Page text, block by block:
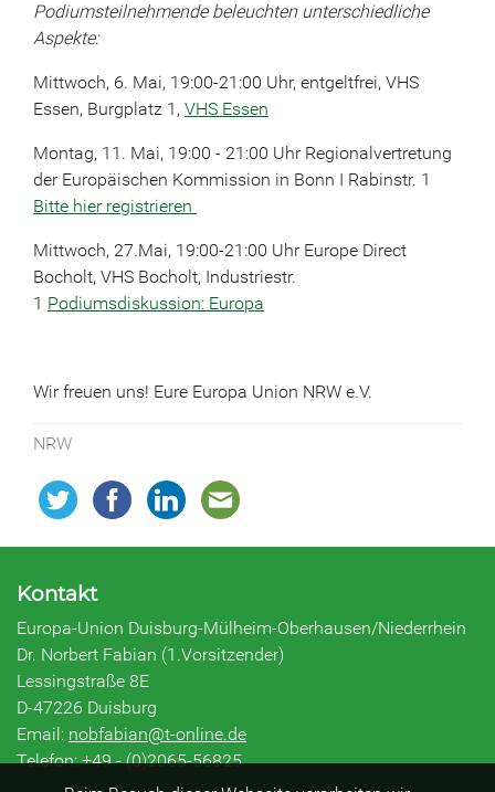
Podiumsteilnehmende beleuchten unterschiedliche
Aspekte:
Mittwoch, 6. Mai, 19:00-21:00 Uhr, entgeltfrei, VHS
Essen, Burgplatz 1, VHS Essen
Montag, 11. Mai, 19:00 - 21:00 Uhr Regionalvertretung
der Europäischen Kommission in Bonn I Rabinstr. 1
Bitte hier registrieren
Mittwoch, 27.Mai, 19:00-21:00 Uhr Europe Direct
Bocholt, VHS Bocholt, Industriestr.
1 Podiumsdiskussion: Europa
Wir freuen uns! Eure Europa Union NRW e.V.
NRW
Kontakt
Europa-Union Duisburg-Mülheim-Oberhausen/Niederrhein
Dr. Norbert Fabian (1.Vorsitzender)
Lessingstraße 8E
D-47226 Duisburg
Email: nobfabian@t-online.de
Telefon: +49 - (0)2065-56825